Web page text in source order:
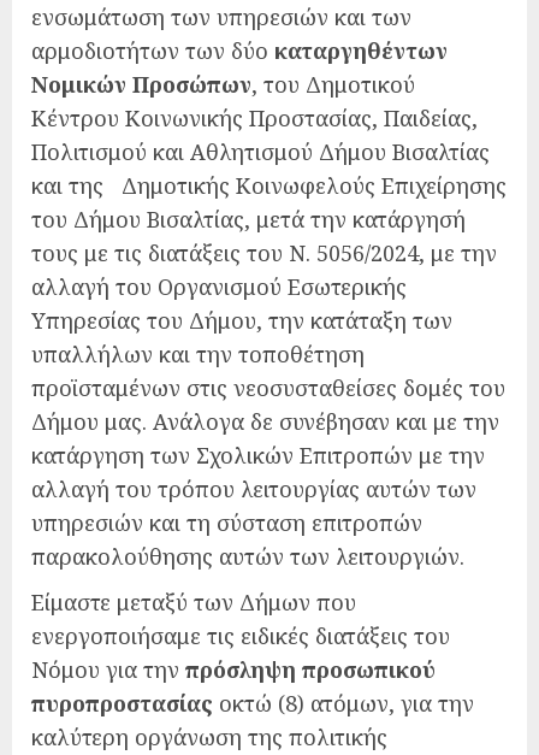
ενσωμάτωση των υπηρεσιών και των
αρμοδιοτήτων των δύο καταργηθέντων
Νομικών Προσώπων, του Δημοτικού
Κέντρου Κοινωνικής Προστασίας, Παιδείας,
Πολιτισμού και Αθλητισμού Δήμου Βισαλτίας
και της Δημοτικής Κοινωφελούς Επιχείρησης
του Δήμου Βισαλτίας, μετά την κατάργησή
τους με τις διατάξεις του Ν. 5056/2024, με την
αλλαγή του Οργανισμού Εσωτερικής
Υπηρεσίας του Δήμου, την κατάταξη των
υπαλλήλων και την τοποθέτηση
προϊσταμένων στις νεοσυσταθείσες δομές του
Δήμου μας. Ανάλογα δε συνέβησαν και με την
κατάργηση των Σχολικών Επιτροπών με την
αλλαγή του τρόπου λειτουργίας αυτών των
υπηρεσιών και τη σύσταση επιτροπών
παρακολούθησης αυτών των λειτουργιών.
Είμαστε μεταξύ των Δήμων που
ενεργοποιήσαμε τις ειδικές διατάξεις του
Νόμου για την πρόσληψη προσωπικού
πυροπροστασίας οκτώ (8) ατόμων, για την
καλύτερη οργάνωση της πολιτικής